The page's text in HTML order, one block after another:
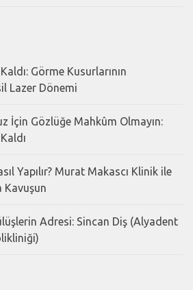
Görme Kusurlarının
Lazer Dönemi
İçin Gözlüğe Mahkûm Olmayın:
Yapılır? Murat Makascı Klinik ile
Kavuşun
Adresi: Sincan Diş (Alyadent